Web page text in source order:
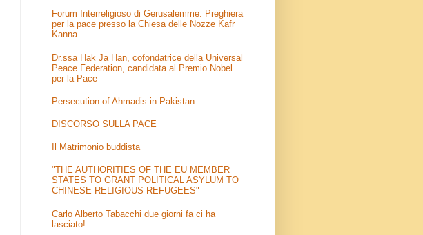
Forum Interreligioso di Gerusalemme: Preghiera
per la pace presso la Chiesa delle Nozze Kafr
Kanna
Dr.ssa Hak Ja Han, cofondatrice della Universal
Peace Federation, candidata al Premio Nobel
per la Pace
Persecution of Ahmadis in Pakistan
DISCORSO SULLA PACE
Il Matrimonio buddista
"THE AUTHORITIES OF THE EU MEMBER
STATES TO GRANT POLITICAL ASYLUM TO
CHINESE RELIGIOUS REFUGEES"
Carlo Alberto Tabacchi due giorni fa ci ha
lasciato!